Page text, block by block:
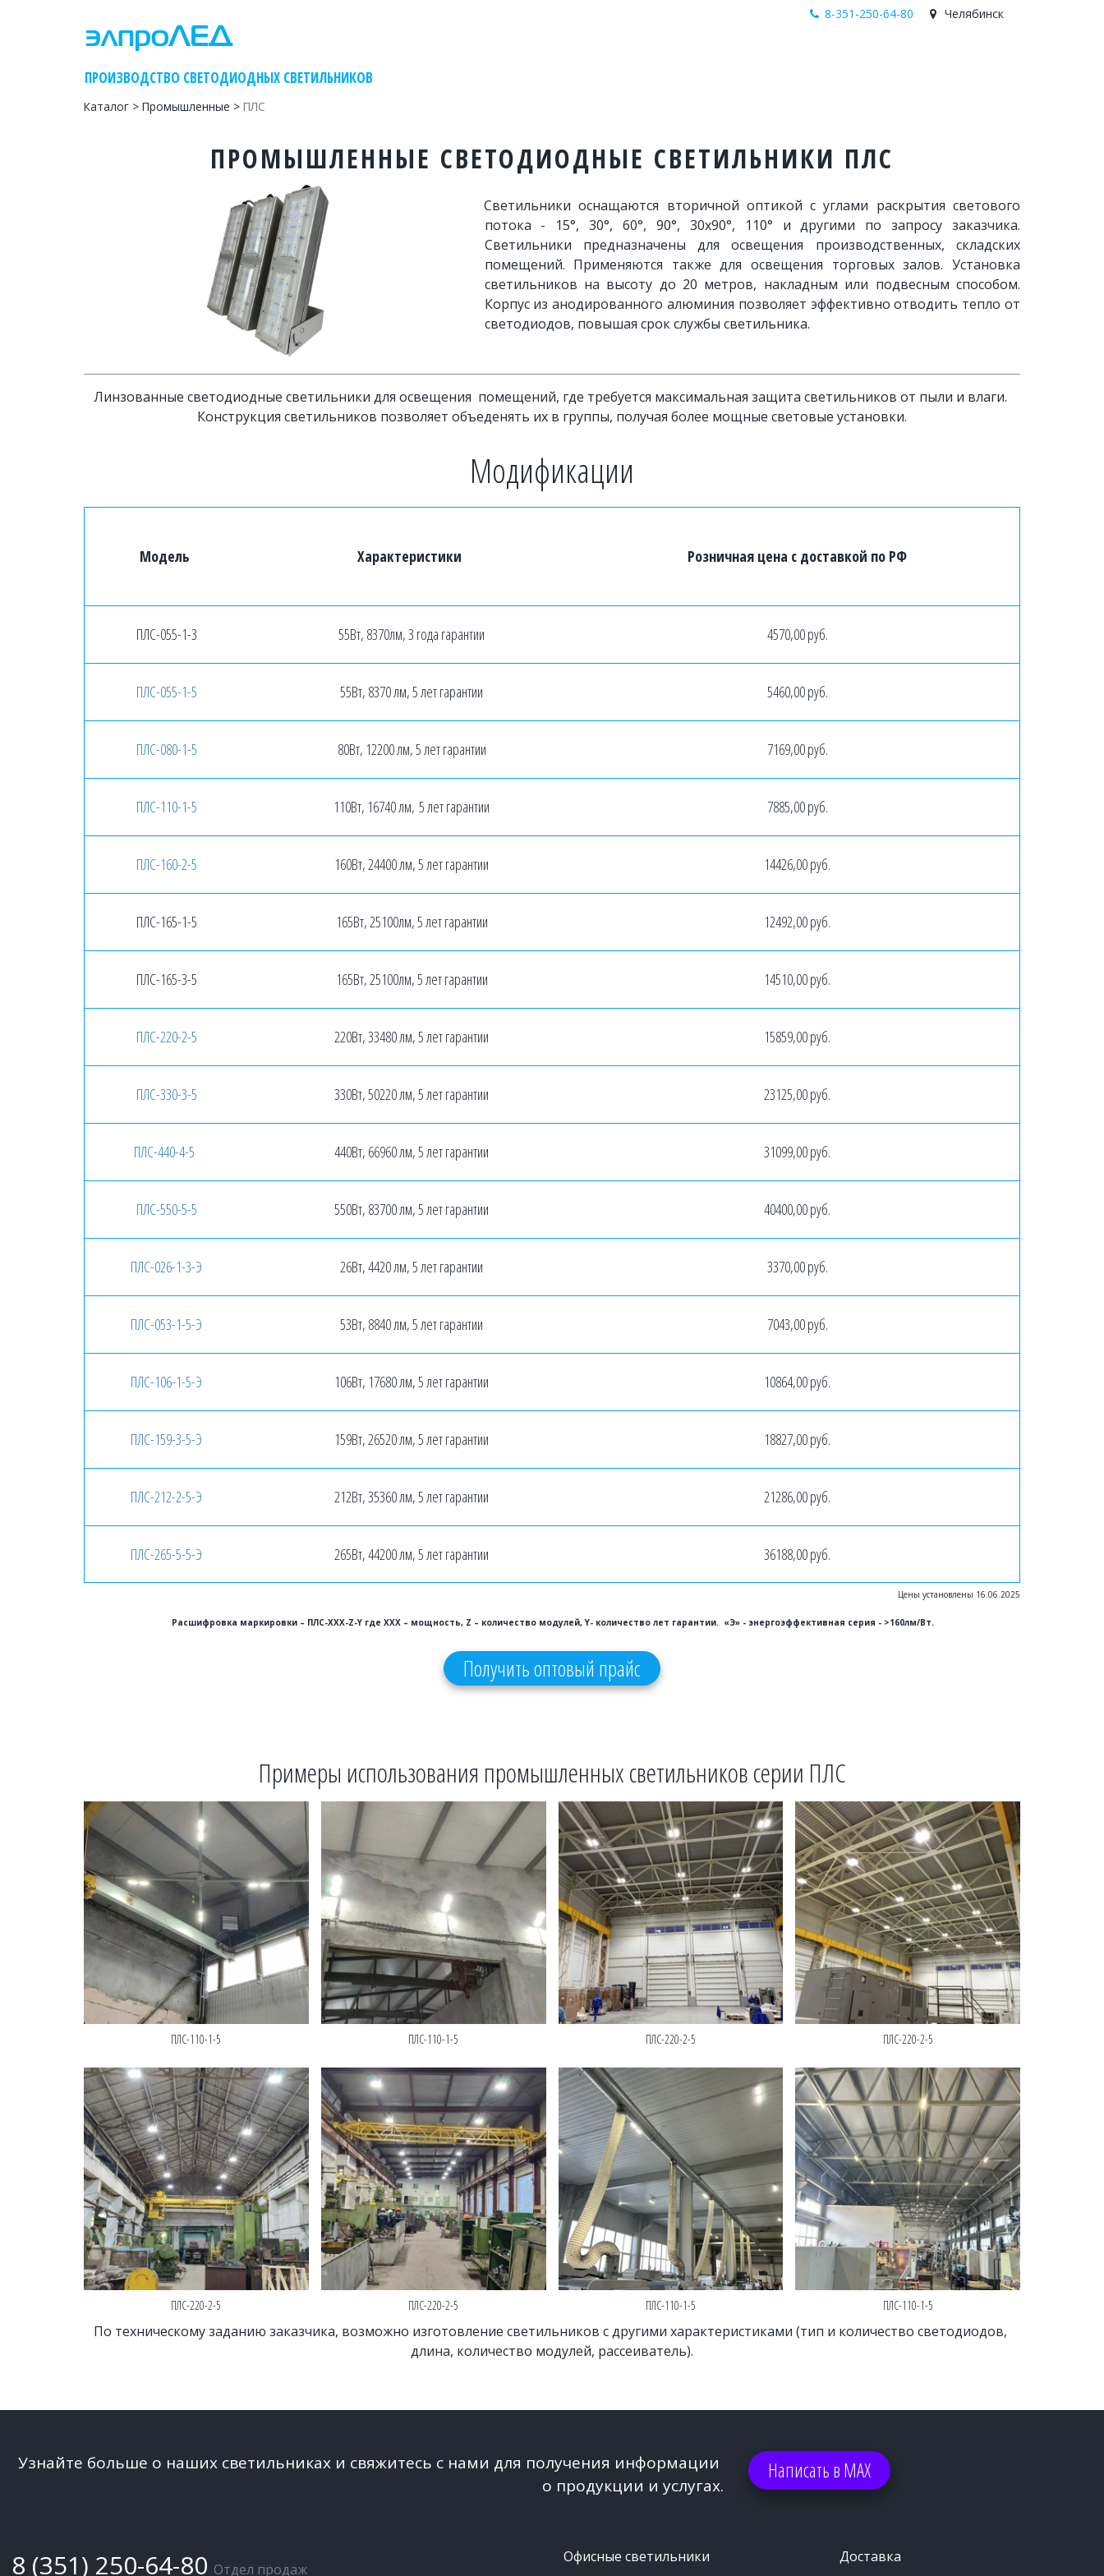
    ПРОИЗВОДСТВО СВЕТОДИОДНЫХ СВЕТИЛЬНИКОВ
Челябинск
8-351-250-64-80
Каталог > Промышленные > ПЛС
ПРОМЫШЛЕННЫЕ СВЕТОДИОДНЫЕ СВЕТИЛЬНИКИ ПЛС
Светильники оснащаются вторичной оптикой с углами раскрытия светового
потока - 15°, 30°, 60°, 90°, 30х90°, 110° и другими по запросу заказчика.
Светильники предназначены для освещения производственных, складских
помещений. Применяются также для освещения торговых залов. Установка
светильников на высоту до 20 метров, накладным или подвесным способом.
Корпус из анодированного алюминия позволяет эффективно отводить тепло от
светодиодов, повышая срок службы светильника.
Линзованные светодиодные светильники для освещения  помещений, где требуется максимальная защита светильников от пыли и влаги.
Конструкция светильников позволяет объеденять их в группы, получая более мощные световые установки.
Модификации
Модель Характеристики Розничная цена с доставкой по РФ
ПЛС-055-1-3 55Вт, 8370лм, 3 года гарантии 4570,00 руб.
ПЛС-055-1-5 55Вт, 8370 лм, 5 лет гарантии 5460,00 руб.
ПЛС-080-1-5 80Вт, 12200 лм, 5 лет гарантии 7169,00 руб.
ПЛС-110-1-5 110Вт, 16740 лм, 5 лет гарантии 7885,00 руб.
ПЛС-160-2-5 160Вт, 24400 лм, 5 лет гарантии 14426,00 руб.
ПЛС-165-1-5 165Вт, 25100лм, 5 лет гарантии 12492,00 руб.
ПЛС-165-3-5 165Вт, 25100лм, 5 лет гарантии 14510,00 руб.
ПЛС-220-2-5 220Вт, 33480 лм, 5 лет гарантии 15859,00 руб.
ПЛС-330-3-5 330Вт, 50220 лм, 5 лет гарантии 23125,00 руб.
ПЛС-440-4-5 440Вт, 66960 лм, 5 лет гарантии 31099,00 руб.
ПЛС-550-5-5 550Вт, 83700 лм, 5 лет гарантии 40400,00 руб.
ПЛС-026-1-3-Э 26Вт, 4420 лм, 5 лет гарантии 3370,00 руб.
ПЛС-053-1-5-Э 53Вт, 8840 лм, 5 лет гарантии 7043,00 руб.
ПЛС-106-1-5-Э 106Вт, 17680 лм, 5 лет гарантии 10864,00 руб.
ПЛС-159-3-5-Э 159Вт, 26520 лм, 5 лет гарантии 18827,00 руб.
ПЛС-212-2-5-Э 212Вт, 35360 лм, 5 лет гарантии 21286,00 руб.
ПЛС-265-5-5-Э 265Вт, 44200 лм, 5 лет гарантии 36188,00 руб.
Цены установлены 16.06.2025
Расшифровка маркировки – ПЛС-XXX-Z-Y где XXX – мощность, Z – количество модулей, Y- количество лет гарантии.  «Э» - энергоэффективная серия - >160лм/Вт.
Получить оптовый прайс
Примеры использования промышленных светильников серии ПЛС
ПЛС-110-1-5 ПЛС-110-1-5 ПЛС-220-2-5 ПЛС-220-2-5
ПЛС-220-2-5 ПЛС-220-2-5 ПЛС-110-1-5 ПЛС-110-1-5
По техническому заданию заказчика, возможно изготовление светильников с другими характеристиками (тип и количество светодиодов,
длина, количество модулей, рассеиватель).
Узнайте больше о наших светильниках и свяжитесь с нами для получения информации
о продукции и услугах.
Написать в МАХ
8 (351) 250-64-80 Отдел продаж
Офисные светильники
Доставка